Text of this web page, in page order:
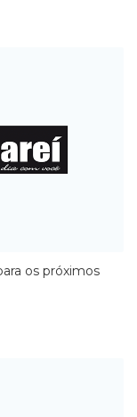
os próximos